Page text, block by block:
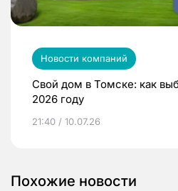
Новости компаний
Свой дом в Томске: как
2026 году
21:40 / 10.07.26
Похожие новости